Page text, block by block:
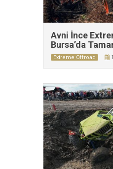
Avni İnce
Bursa’da
Extreme Offroad